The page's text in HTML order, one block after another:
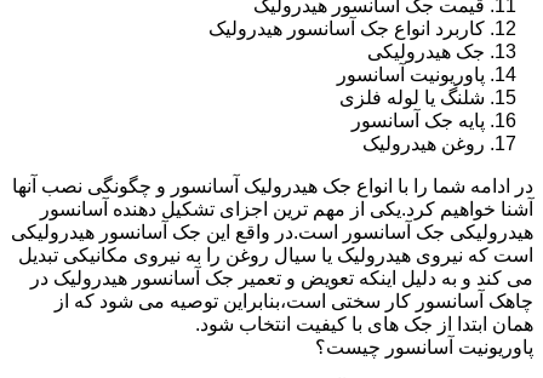
قیمت جک آسانسور هیدرولیک
کاربرد انواع جک آسانسور هیدرولیک
جک هیدرولیکی
پاوریونیت آسانسور
شلنگ یا لوله فلزی
پایه جک آسانسور
روغن هیدرولیک
در ادامه شما را با انواع جک هیدرولیک آسانسور و چگونگی نصب آنها
آشنا خواهیم کرد.یکی از مهم ترین اجزای تشکیل دهنده آسانسور
هیدرولیکی جک آسانسور است.در واقع این جک آسانسور هیدرولیکی
است که نیروی هیدرولیک یا سیال روغن را به نیروی مکانیکی تبدیل
می کند و به دلیل اینکه تعویض و تعمیر جک آسانسور هیدرولیک در
چاهک آسانسور کار سختی است،بنابراین توصیه می شود که از
همان ابتدا از جک های با کیفیت انتخاب شود.
پاوریونیت آسانسور چیست؟